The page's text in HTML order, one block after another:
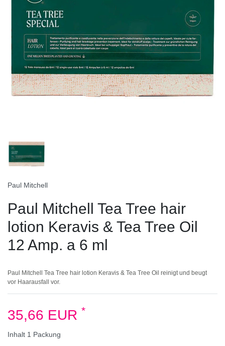
Paul Mitchell
Paul Mitchell Tea Tree hair
lotion Keravis & Tea Tree Oil
12 Amp. a 6 ml
Paul Mitchell Tea Tree hair lotion Keravis & Tea Tree Oil reinigt und beugt
vor Haarausfall vor.
35,66 EUR *
Inhalt 1 Packung